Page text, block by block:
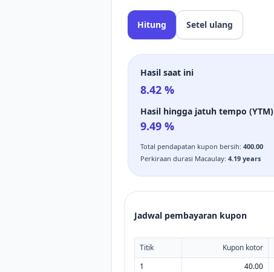
Hitung Setel ulang
Hasil saat ini
8.42 %
Hasil hingga jatuh tempo (YTM)
9.49 %
Total pendapatan kupon bersih: 400.00
Perkiraan durasi Macaulay: 4.19 years
Jadwal pembayaran kupon
Titik Kupon kotor
1
40.00